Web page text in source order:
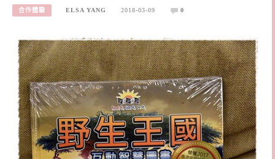
合作體驗 ELSA YANG 2018-03-09 0